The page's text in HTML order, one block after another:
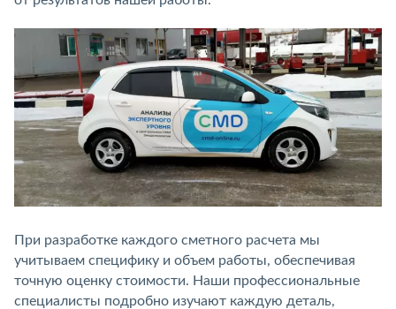
При разработке каждого сметного расчета мы
учитываем специфику и объем работы, обеспечивая
точную оценку стоимости. Наши профессиональные
специалисты подробно изучают каждую деталь,